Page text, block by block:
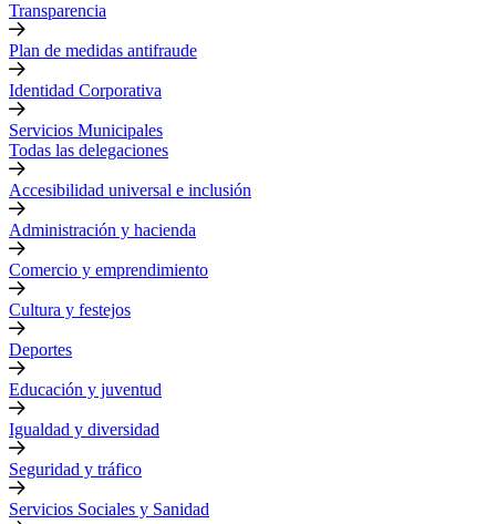
Transparencia
Plan de medidas antifraude
Identidad Corporativa
Servicios Municipales
Todas las delegaciones
Accesibilidad universal e inclusión
Administración y hacienda
Comercio y emprendimiento
Cultura y festejos
Deportes
Educación y juventud
Igualdad y diversidad
Seguridad y tráfico
Servicios Sociales y Sanidad